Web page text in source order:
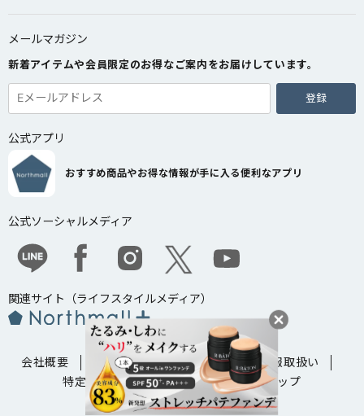
メールマガジン
新着アイテムや会員限定のお得なご案内をお届けしています。
登録
公式アプリ
おすすめ商品やお得な情報が手に入る便利なアプリ
公式ソーシャルメディア
関連サイト（ライフスタイルメディア）
会社概要 法人・企業様向け窓口
個人情報取扱い
特定商取引法に基づく表示
サイトマップ
Copyright ©2026e-LogiT Co.,Ltd.